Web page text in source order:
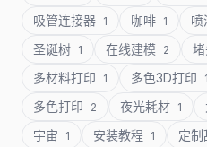
吸管连接器 1 咖啡 1 喷
圣诞树 1 在线建模 2
多材料打印 1 多色3D打印 1
多色打印 2 夜光耗材 1
宇宙 1 安装教程 1 定制